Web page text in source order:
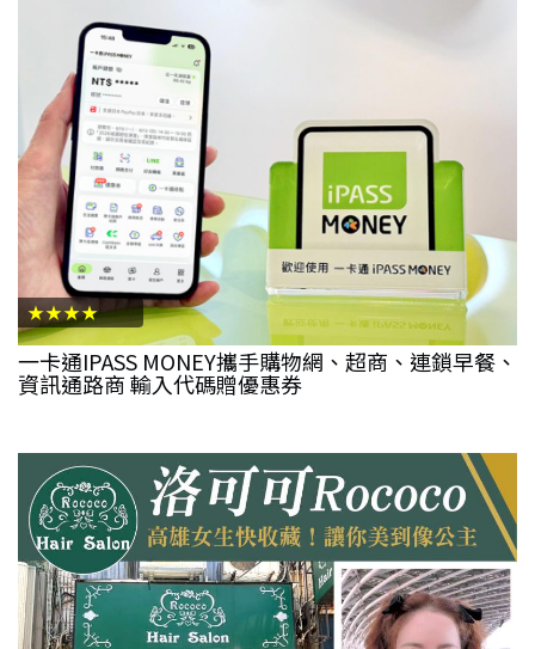
★★★★
一卡通IPASS MONEY攜手購物網、超商、連鎖早餐、
資訊通路商 輸入代碼贈優惠券